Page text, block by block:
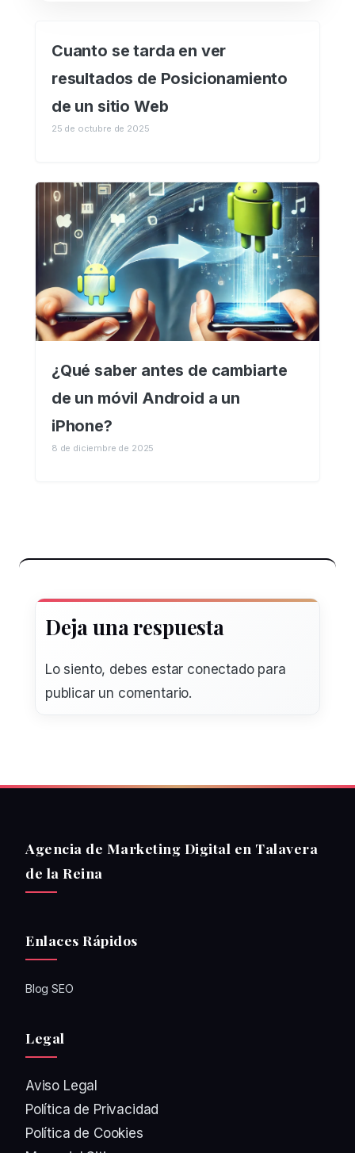
Cuanto se tarda en ver
resultados de Posicionamiento
de un sitio Web
25 de octubre de 2025
¿Qué saber antes de cambiarte
de un móvil Android a un
iPhone?
8 de diciembre de 2025
Deja una respuesta
Lo siento, debes estar conectadopara
publicar un comentario.
Agencia de Marketing Digital en Talavera
de la Reina
Enlaces Rápidos
Blog SEO
Legal
Aviso Legal
Política de Privacidad
Política de Cookies